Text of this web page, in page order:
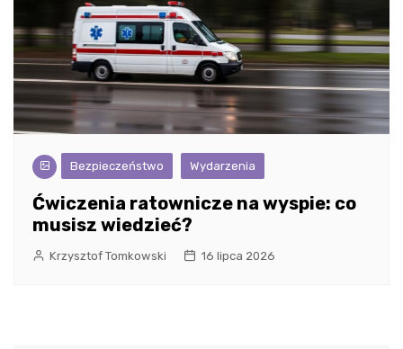
Bezpieczeństwo Wydarzenia
Ćwiczenia ratownicze na wyspie: co
musisz wiedzieć?
Krzysztof Tomkowski 16 lipca 2026